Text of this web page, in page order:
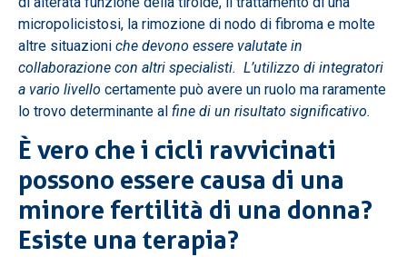
micropolicistosi, la rimozione di nodo di fibroma e molte
altre situazioni che devono essere valutate in
collaborazione con altri specialisti. L’utilizzo di integratori
a vario livello certamente può avere un ruolo ma raramente
lo trovo determinante al fine di un risultato significativo.
È vero che i cicli ravvicinati
possono essere causa di una
minore fertilità di una donna?
Esiste una terapia?